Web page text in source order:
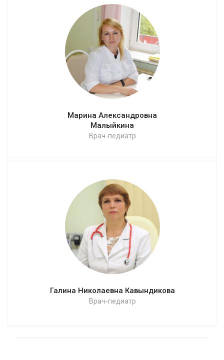
Марина Александровна
Малыйкина
Врач-педиатр
Галина Николаевна Кавындикова
Врач-педиатр